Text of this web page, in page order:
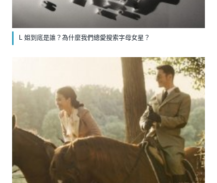
L 姐到底是誰？為什麼我們總愛搜索字母女星？